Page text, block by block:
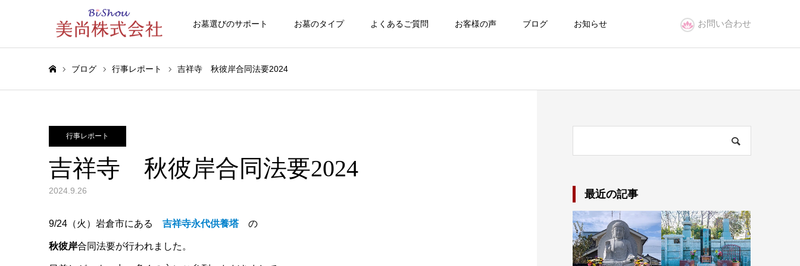
お墓選びのサポート お墓のタイプ よくあるご質問 お客様の声 ブログ お知らせ お問い合わせ
ブログ 行事レポート 吉祥寺 秋彼岸合同法要2024
行事レポート
吉祥寺 秋彼岸合同法要2024
2024.9.26
9/24（火）岩倉市にある 吉祥寺永代供養塔の
秋彼岸合同法要が行われました。
最近の記事